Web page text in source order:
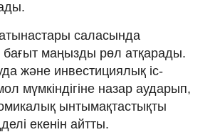
саласында
бағыт маңызды рөл атқарады.
және инвестициялық іс-
мүмкіндігіне назар аударып,
ынтымақтастықты
екенін айтты.